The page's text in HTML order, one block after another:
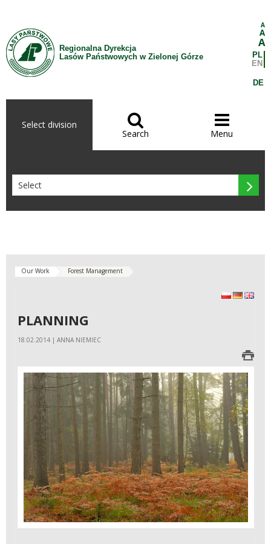
Regionalna Dyrekcja
Lasów Państwowych w Zielonej Górze
A
A
A
PL
EN
DE
Select division 
Search

Menu

Our Work Forest Management
polskiDeutsch
PLANNING
18.02.2014 | ANNA NIEMIEC